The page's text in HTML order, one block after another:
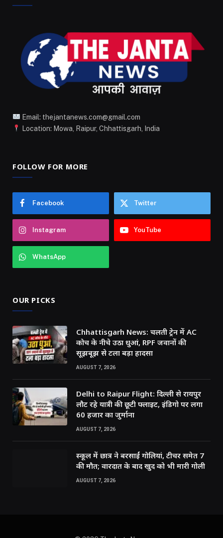
Email: thejantanews.com@gmail.com
Location: Mowa, Raipur, Chhattisgarh, India
FOLLOW FOR MORE
Facebook Twitter
Instagram YouTube
WhatsApp
OUR PICKS
Chhattisgarh News: चलती ट्रेन में AC
कोच के नीचे उठा धुआं, RPF जवानों की
सूझबूझ से टला बड़ा हादसा
AUGUST 7, 2026
Delhi to Raipur Flight: दिल्ली से रायपुर
लौट रहे यात्री की छूटी फ्लाइट, इंडिगो पर लगा
60 हजार का जुर्माना
AUGUST 7, 2026
स्कूल में छात्र ने बरसाईं गोलियां, टीचर समेत 7
की मौत; वारदात के बाद खुद को भी मारी गोली
AUGUST 7, 2026